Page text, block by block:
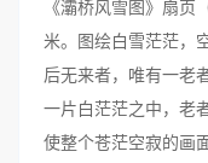
《灞桥风雪图》扇
米。图绘白雪茫茫，
后无来者，唯有一老
一片白茫茫之中，老
使整个苍茫空寂的画